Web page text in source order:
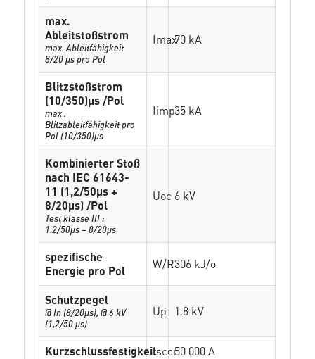
max.
Ableitstoßstrom
max. Ableitfähigkeit
8/20 µs pro Pol
Imax70 kA
Blitzstoßstrom
(10/350)µs /Pol
max .
Blitzableitfähigkeit pro
Pol (10/350)µs
Iimp35 kA
Kombinierter Stoß
nach IEC 61643-
11 (1,2/50µs +
8/20µs) /Pol
Test klasse III :
1.2/50µs – 8/20µs
Uoc 6 kV
spezifische
Energie pro Pol
W/R306 kJ/o
Schutzpegel
@ In (8/20µs), @ 6 kV
(1,2/50 µs)
Up 1.8 kV
KurzschlussfestigkeitIsccr50 000 A